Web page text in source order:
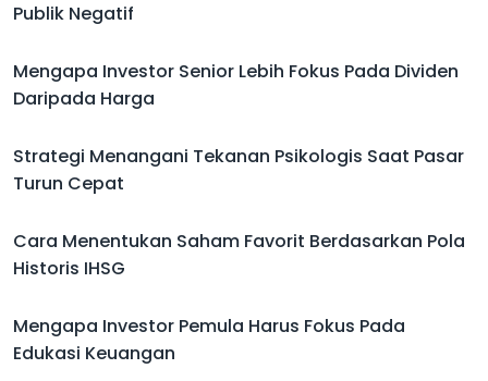
Publik Negatif
Mengapa Investor Senior Lebih Fokus Pada Dividen
Daripada Harga
Strategi Menangani Tekanan Psikologis Saat Pasar
Turun Cepat
Cara Menentukan Saham Favorit Berdasarkan Pola
Historis IHSG
Mengapa Investor Pemula Harus Fokus Pada
Edukasi Keuangan